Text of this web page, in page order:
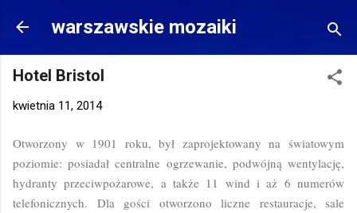
Przejdź do głównej zawartości
warszawskie mozaiki
Hotel Bristol
kwietnia 11, 2014
Otworzony w 1901 roku, był zaprojektowany na światowym
poziomie: posiadał centralne ogrzewanie, podwójną wentylację,
hydranty przeciwpożarowe, a także 11 wind i aż 6 numerów
telefonicznych. Dla gości otworzono liczne restauracje, sale